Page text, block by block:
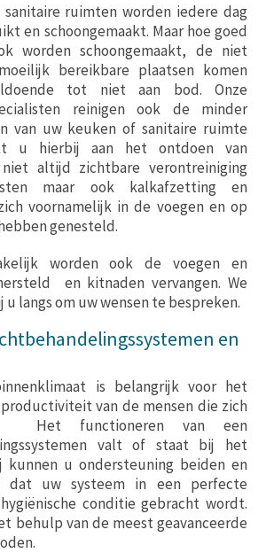
ruimten worden iedere dag
en schoongemaakt. Maar hoe goed
worden schoongemaakt, de niet
bereikbare plaatsen komen
tot niet aan bod. Onze
reinigen ook de minder
van uw keuken of sanitaire ruimte
u hierbij aan het ontdoen van
altijd zichtbare verontreiniging
maar ook kalkafzetting en
voornamelijk in de voegen en op
genesteld.
worden ook de voegen en
en kitnaden vervangen. We
u langs om uw wensen te bespreken.
en
is belangrijk voor het
van de mensen die zich
Het functioneren van een
valt of staat bij het
kunnen u ondersteuning beiden en
dat uw systeem in een perfecte
conditie gebracht wordt.
behulp van de meest geavanceerde